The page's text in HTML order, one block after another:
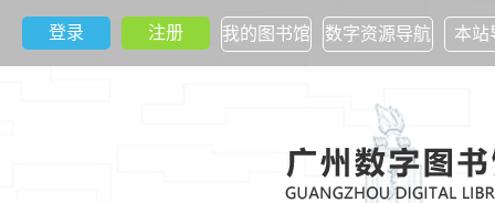
登录 注册 我的图书馆 数字资源导航 本站